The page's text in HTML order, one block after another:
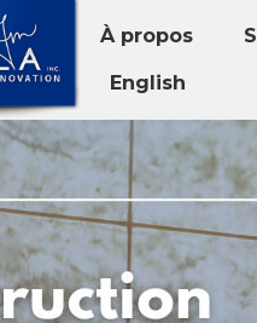
À propos
English